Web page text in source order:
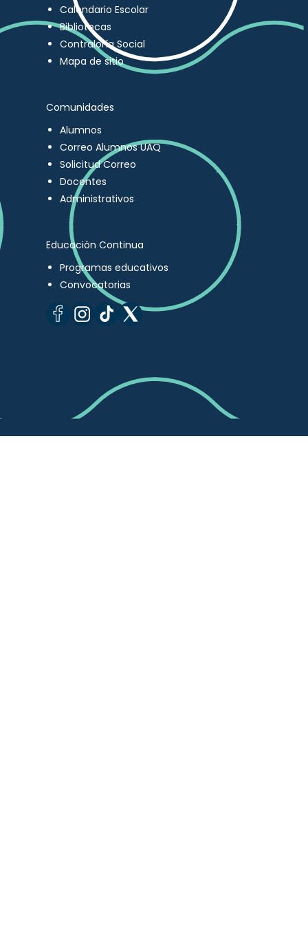
Calendario Escolar
Bibliotecas
Contraloría Social
Mapa de sitio
Comunidades
Alumnos
Correo Alumnos UAQ
Solicitud Correo
Docentes
Administrativos
Educación Continua
Programas educativos
Convocatorias